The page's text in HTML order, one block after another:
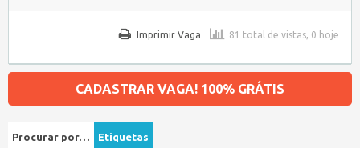
81 total de vistas, 0 hoje
Imprimir Vaga
CADASTRAR VAGA! 100% GRÁTIS
Procurar por… Etiquetas